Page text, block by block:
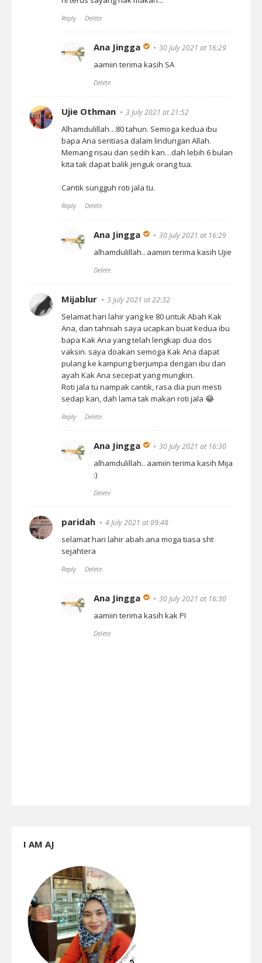
Reply Delete
Ana Jingga 30 July 2021 at 16:29
aamiin terima kasih SA
Delete
Ujie Othman 3 July 2021 at 21:52
Alhamdulillah…80 tahun. Semoga kedua ibu
bapa Ana sentiasa dalam lindungan Allah.
Memang risau dan sedih kan…dah lebih 6 bulan
kita tak dapat balik jenguk orang tua.
Cantik sungguh roti jala tu.
Reply Delete
Ana Jingga 30 July 2021 at 16:29
alhamdulillah.. aamiin terima kasih Ujie
Delete
Mijablur 3 July 2021 at 22:32
Selamat hari lahir yang ke 80 untuk Abah Kak
Ana, dan tahniah saya ucapkan buat kedua ibu
bapa Kak Ana yang telah lengkap dua dos
vaksin. saya doakan semoga Kak Ana dapat
pulang ke kampung berjumpa dengan ibu dan
ayah Kak Ana secepat yang mungkin.
Roti jala tu nampak cantik, rasa dia pun mesti
sedap kan, dah lama tak makan roti jala 😂
Reply Delete
Ana Jingga 30 July 2021 at 16:30
alhamdulillah.. aamiin terima kasih Mija
:)
Delete
paridah 4 July 2021 at 09:48
selamat hari lahir abah ana moga tiasa sht
sejahtera
Reply Delete
Ana Jingga 30 July 2021 at 16:30
aamiin terima kasih kak PI
Delete
I AM AJ